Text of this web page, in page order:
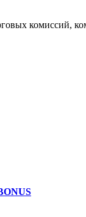
комиссий,